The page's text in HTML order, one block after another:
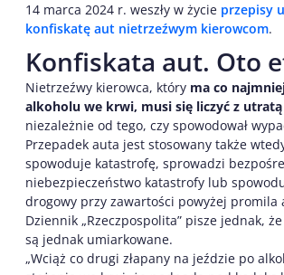
14 marca 2024 r. weszły w życie przepisy
konfiskatę aut nietrzeźwym kierowcom.
Konfiskata aut. Oto
Nietrzeźwy kierowca, który ma co
alkoholu we krwi, musi się liczyć z
niezależnie od tego, czy spowodował
Przepadek auta jest stosowany także
spowoduje katastrofę, sprowadzi
niebezpieczeństwo katastrofy lub
drogowy przy zawartości powyżej promila
Dziennik „Rzeczpospolita” pisze jednak,
są jednak umiarkowane.
„Wciąż co drugi złapany na jeździe po